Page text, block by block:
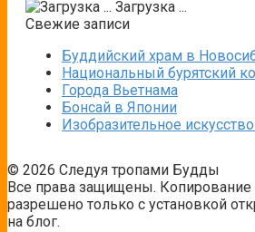
Загрузка ...
Свежие записи
Буддийский храм в
Национальный бурятский
Города Вьетнама
Бонсай в Японии
Изобразительное
© 2026 Следуя тропами Будды
Все права защищены. Копирование
разрешено только с установкой
на блог.